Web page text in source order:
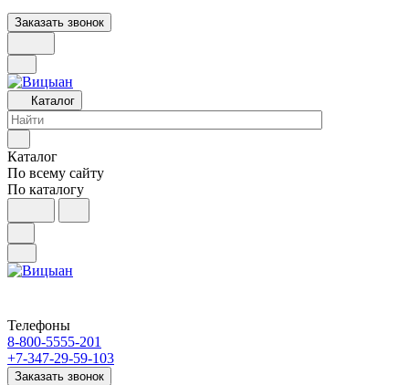
Заказать звонок
Каталог
Каталог
По всему сайту
По каталогу
Телефоны
8-800-5555-201
+7-347-29-59-103
Заказать звонок